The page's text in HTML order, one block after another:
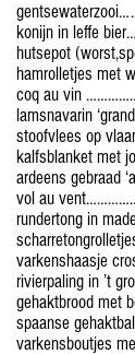
konijn in leffe
hutsepot
hamrolletjes met
coq au vin
lamsnavarin
stoofvlees op
kalfsblanket
ardeens gebraad
vol au
rundertong in
varkenshaasje
rivierpaling in ’t
gehaktbrood
spaanse
varkensboutjes